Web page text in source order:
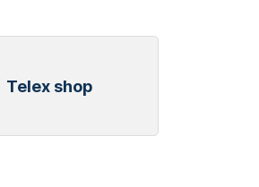
Telex shop